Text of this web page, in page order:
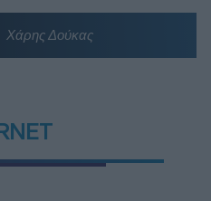
Χάρης Δούκας